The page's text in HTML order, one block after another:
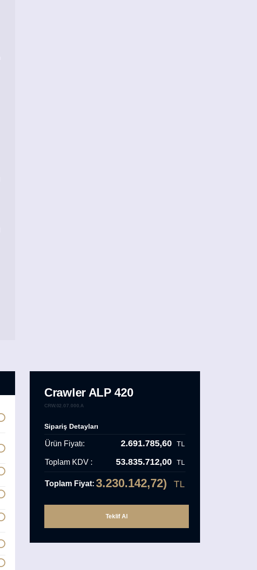
Crawler ALP 420
CRW.02.07.000.A
Sipariş Detayları
Ürün Fiyatı: 2.691.785,60 TL
Toplam KDV : 53.835.712,00 TL
Toplam Fiyat: 3.230.142,72) TL